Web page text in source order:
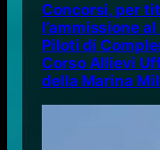
Concorsi, per
l’ammissione
Piloti di
Corso Allievi
della Marina